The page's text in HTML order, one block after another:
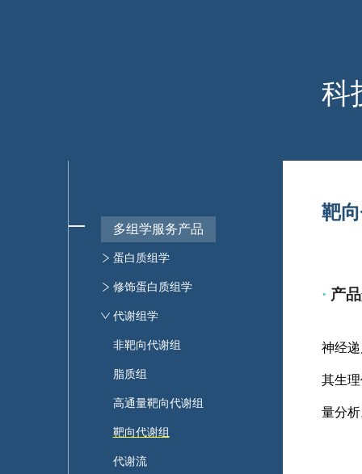
科
多组学服务产品
蛋白质组学
定量蛋白质组
靶向蛋白质组
蛋白质（组）定性
药物靶点蛋白质组
多肽组
修饰蛋白质组学
泛修饰蛋白质组学
修饰蛋白定量分析
蛋白质修饰鉴定
靶向修饰蛋白质组
代谢组学
非靶向代谢组
脂质组
高通量靶向代谢组
靶向代谢组
代谢流
靶
· 产
神经
其生
量分